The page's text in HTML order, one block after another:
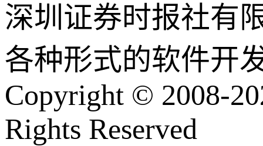
深圳证券时报社有
各种形式的软件开
Copyright © 2008-
Rights Reserved